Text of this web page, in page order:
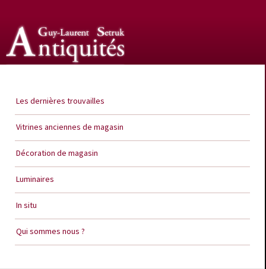
Les dernières trouvailles
Vitrines anciennes de magasin
Décoration de magasin
Luminaires
In situ
Qui sommes nous ?